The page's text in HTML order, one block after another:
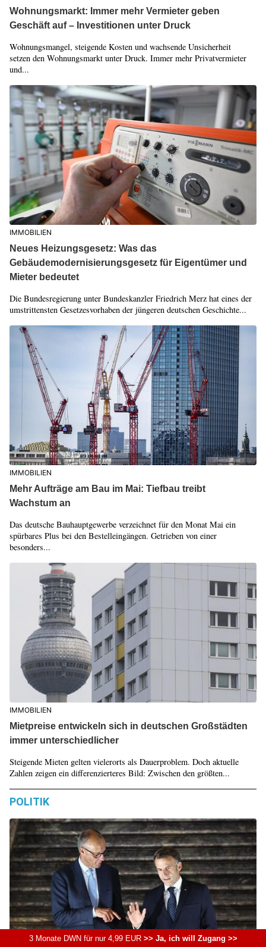
Wohnungsmarkt: Immer mehr Vermieter geben
Geschäft auf – Investitionen unter Druck
Wohnungsmangel, steigende Kosten und wachsende Unsicherheit
setzen den Wohnungsmarkt unter Druck. Immer mehr Privatvermieter
und...
IMMOBILIEN
Neues Heizungsgesetz: Was das
Gebäudemodernisierungsgesetz für Eigentümer und
Mieter bedeutet
Die Bundesregierung unter Bundeskanzler Friedrich Merz hat eines der
umstrittensten Gesetzesvorhaben der jüngeren deutschen Geschichte...
IMMOBILIEN
Mehr Aufträge am Bau im Mai: Tiefbau treibt
Wachstum an
Das deutsche Bauhauptgewerbe verzeichnet für den Monat Mai ein
spürbares Plus bei den Bestelleingängen. Getrieben von einer
besonders...
IMMOBILIEN
Mietpreise entwickeln sich in deutschen Großstädten
immer unterschiedlicher
Steigende Mieten gelten vielerorts als Dauerproblem. Doch aktuelle
Zahlen zeigen ein differenzierteres Bild: Zwischen den größten...
POLITIK
3 Monate DWN für nur 4,99 EUR>> Ja, ich will Zugang >>